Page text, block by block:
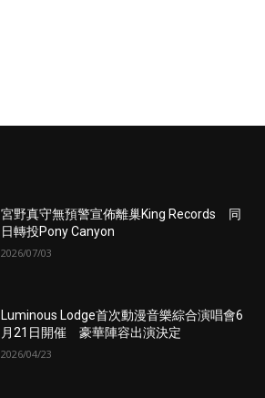
宮野真守無預警宣佈離巢King Records 同
日轉投Pony Canyon
2026/07/03
Luminous Lodge首次動漫音樂綜合演唱會6
月21日開催 豪華陣容出演決定
2026/04/23